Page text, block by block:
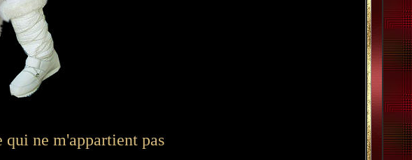
qui ne m'appartient pas